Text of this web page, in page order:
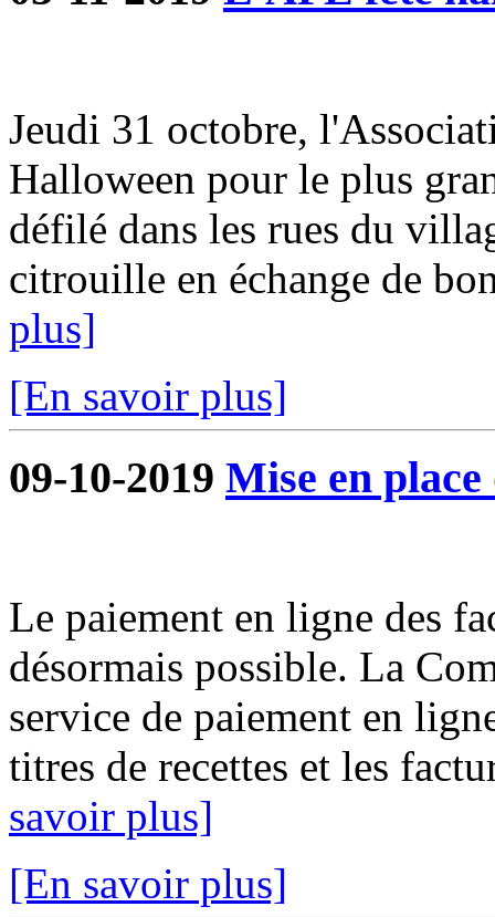
Jeudi 31 octobre,
Halloween pour le plus
défilé dans les rues du
citrouille en échange de
plus]
[En savoir plus]
09-10-2019 Mise en
Le paiement en ligne des
désormais possible. La
service de paiement en
titres de recettes et les
savoir plus]
[En savoir plus]